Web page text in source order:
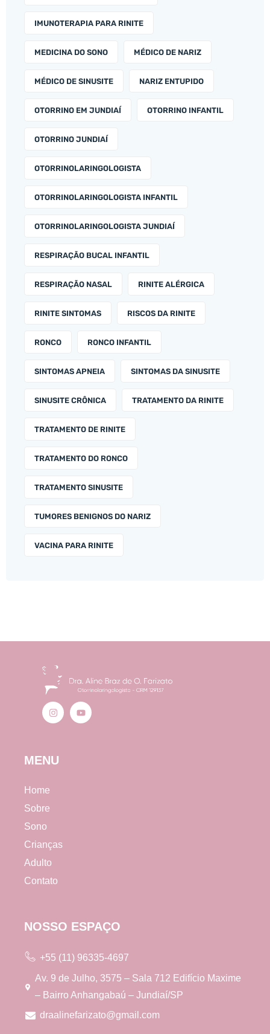
IMUNOTERAPIA PARA RINITE
MEDICINA DO SONO MÉDICO DE NARIZ
MÉDICO DE SINUSITE NARIZ ENTUPIDO
OTORRINO EM JUNDIAÍ OTORRINO INFANTIL
OTORRINO JUNDIAÍ
OTORRINOLARINGOLOGISTA
OTORRINOLARINGOLOGISTA INFANTIL
OTORRINOLARINGOLOGISTA JUNDIAÍ
RESPIRAÇÃO BUCAL INFANTIL
RESPIRAÇÃO NASAL RINITE ALÉRGICA
RINITE SINTOMAS RISCOS DA RINITE
RONCO RONCO INFANTIL
SINTOMAS APNEIA SINTOMAS DA SINUSITE
SINUSITE CRÔNICA TRATAMENTO DA RINITE
TRATAMENTO DE RINITE
TRATAMENTO DO RONCO
TRATAMENTO SINUSITE
TUMORES BENIGNOS DO NARIZ
VACINA PARA RINITE
MENU
Home
Sobre
Sono
Crianças
Adulto
Contato
NOSSO ESPAÇO
+55 (11) 96335-4697
Av. 9 de Julho, 3575 – Sala 712 Edifício Maxime
– Bairro Anhangabaú – Jundiaí/SP
draalinefarizato@gmail.com